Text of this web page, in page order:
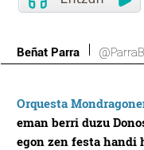
Beñat Parra
Orquesta
eman berri duzu
egon zen festa handi